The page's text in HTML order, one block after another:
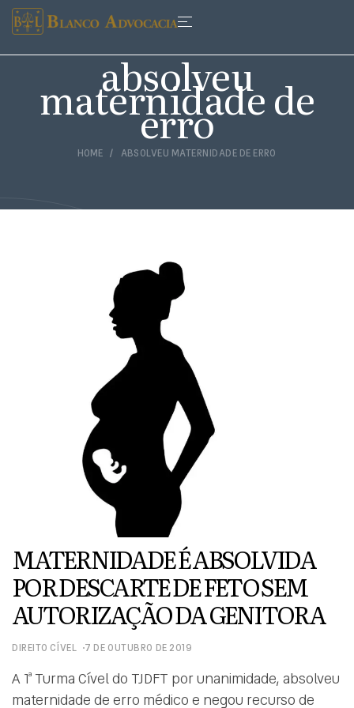
HOME ABSOLVEU MATERNIDADE DE ERRO
absolveu
maternidade de
erro
MATERNIDADE É ABSOLVIDA
POR DESCARTE DE FETO SEM
AUTORIZAÇÃO DA GENITORA
DIREITO CÍVEL 7 DE OUTUBRO DE 2019
A 1ª Turma Cível do TJDFT por unanimidade, absolveu
maternidade de erro médico e negou recurso de